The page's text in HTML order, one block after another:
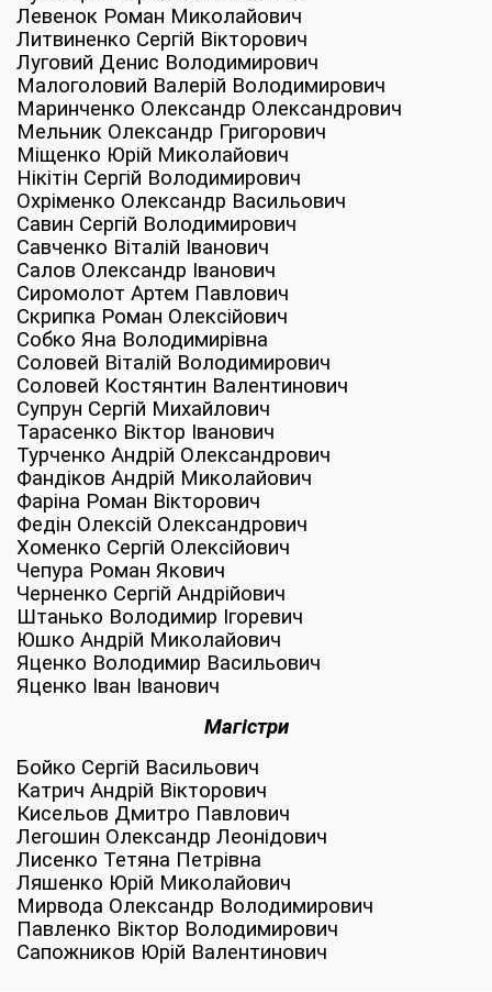
Левенок Роман Миколайович
Литвиненко Сергій Вікторович
Луговий Денис Володимирович
Малоголовий Валерій Володимирович
Маринченко Олександр Олександрович
Мельник Олександр Григорович
Міщенко Юрій Миколайович
Нікітін Сергій Володимирович
Охріменко Олександр Васильович
Савин Сергій Володимирович
Савченко Віталій Іванович
Салов Олександр Іванович
Сиромолот Артем Павлович
Скрипка Роман Олексійович
Собко Яна Володимирівна
Соловей Віталій Володимирович
Соловей Костянтин Валентинович
Супрун Сергій Михайлович
Тарасенко Віктор Іванович
Турченко Андрій Олександрович
Фандіков Андрій Миколайович
Фаріна Роман Вікторович
Федін Олексій Олександрович
Хоменко Сергій Олексійович
Чепура Роман Якович
Черненко Сергій Андрійович
Штанько Володимир Ігоревич
Юшко Андрій Миколайович
Яценко Володимир Васильович
Яценко Іван Іванович
Магістри
Бойко Сергій Васильович
Катрич Андрій Вікторович
Кисельов Дмитро Павлович
Легошин Олександр Леонідович
Лисенко Тетяна Петрівна
Ляшенко Юрій Миколайович
Мирвода Олександр Володимирович
Павленко Віктор Володимирович
Сапожников Юрій Валентинович